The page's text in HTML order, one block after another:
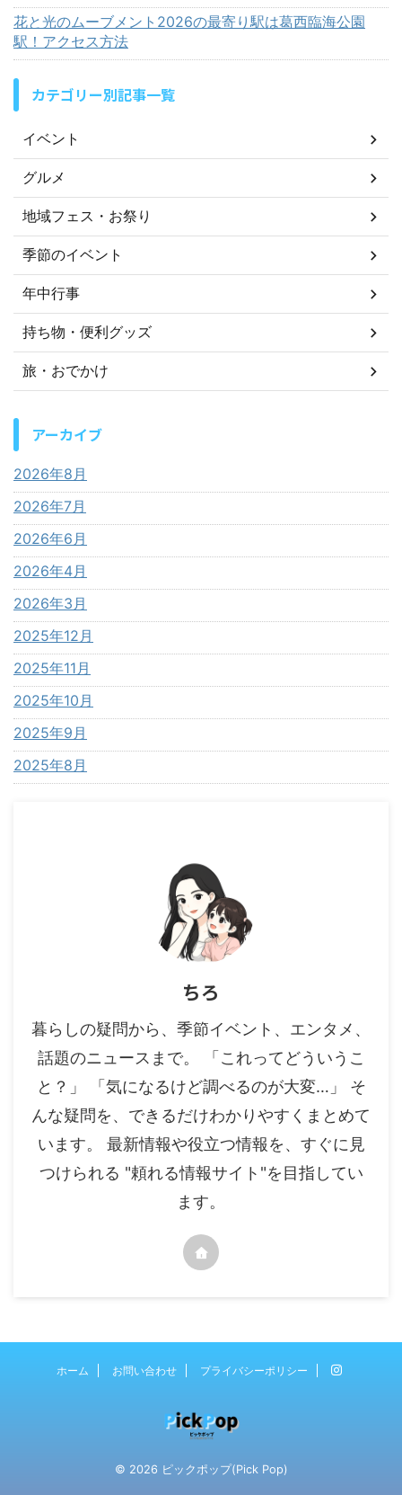
花と光のムーブメント2026の最寄り駅は葛西臨海公園
駅！アクセス方法
カテゴリー別記事一覧
イベント
グルメ
地域フェス・お祭り
季節のイベント
年中行事
持ち物・便利グッズ
旅・おでかけ
アーカイブ
2026年8月
2026年7月
2026年6月
2026年4月
2026年3月
2025年12月
2025年11月
2025年10月
2025年9月
2025年8月
ちろ
暮らしの疑問から、季節イベント、エンタメ、
話題のニュースまで。 「これってどういうこ
と？」 「気になるけど調べるのが大変…」 そ
んな疑問を、できるだけわかりやすくまとめて
います。 最新情報や役立つ情報を、すぐに見
つけられる "頼れる情報サイト"を目指してい
ます。
ホーム お問い合わせ プライバシーポリシー
© 2026 ピックポップ(Pick Pop)